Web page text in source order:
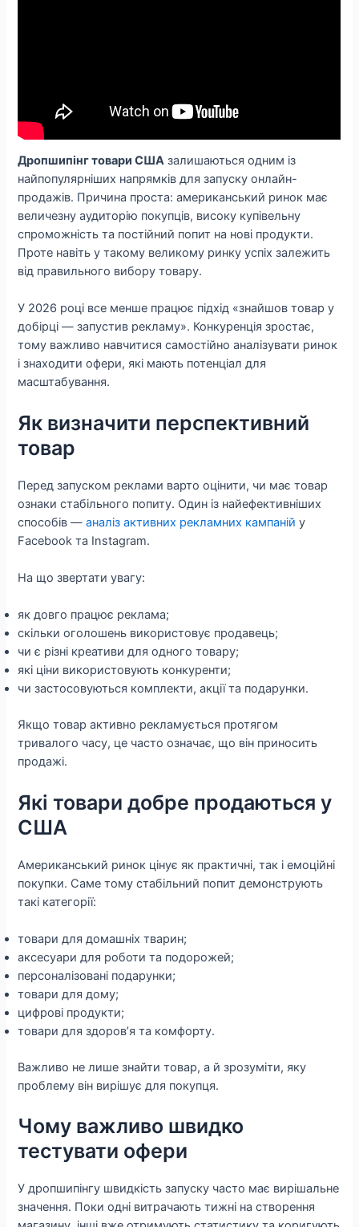
Дропшипінг товари США залишаються одним із
найпопулярніших напрямків для запуску онлайн-
продажів. Причина проста: американський ринок має
величезну аудиторію покупців, високу купівельну
спроможність та постійний попит на нові продукти.
Проте навіть у такому великому ринку успіх залежить
від правильного вибору товару.
У 2026 році все менше працює підхід «знайшов товар у
добірці — запустив рекламу». Конкуренція зростає,
тому важливо навчитися самостійно аналізувати ринок
і знаходити офери, які мають потенціал для
масштабування.
Як визначити перспективний
товар
Перед запуском реклами варто оцінити, чи має товар
ознаки стабільного попиту. Один із найефективніших
способів —аналіз активних рекламних кампаній у
Facebook та Instagram.
На що звертати увагу:
як довго працює реклама;
скільки оголошень використовує продавець;
чи є різні креативи для одного товару;
які ціни використовують конкуренти;
чи застосовуються комплекти, акції та подарунки.
Якщо товар активно рекламується протягом
тривалого часу, це часто означає, що він приносить
продажі.
Які товари добре продаються у
США
Американський ринок цінує як практичні, так і емоційні
покупки. Саме тому стабільний попит демонструють
такі категорії:
товари для домашніх тварин;
аксесуари для роботи та подорожей;
персоналізовані подарунки;
товари для дому;
цифрові продукти;
товари для здоров’я та комфорту.
Важливо не лише знайти товар, а й зрозуміти, яку
проблему він вирішує для покупця.
Чому важливо швидко
тестувати офери
У дропшипінгу швидкість запуску часто має вирішальне
значення. Поки одні витрачають тижні на створення